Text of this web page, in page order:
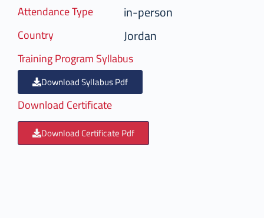
Attendance Type in-person
Country Jordan
Training Program Syllabus
Download Syllabus Pdf
Download Certificate
Download Certificate Pdf